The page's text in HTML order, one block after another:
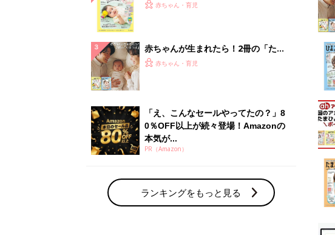
てのひよこクラブ 夏号』〈巻頭大特
赤ちゃん・育児
赤ちゃんが生まれたら！2冊の「たま
ひよ」
赤ちゃん・育児
「え、こんなセールやってたの？」8
0％OFF以上が続々登場！Amazonの
本気が...
PR（Amazon）
ランキングをもっと見る